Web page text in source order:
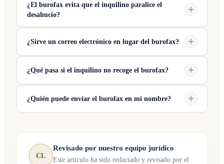
¿El burofax evita que el inquilino paralice el
desahucio?
¿Sirve un correo electrónico en lugar del burofax?
¿Qué pasa si el inquilino no recoge el burofax?
¿Quién puede enviar el burofax en mi nombre?
CL
Revisado por nuestro equipo jurídico
Este artículo ha sido redactado y revisado por el